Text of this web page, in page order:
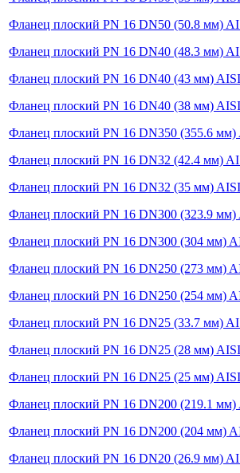
Фланец плоский PN 16 DN50 (50.8 мм)
Фланец плоский PN 16 DN40 (48.3 мм)
Фланец плоский PN 16 DN40 (43 мм)
Фланец плоский PN 16 DN40 (38 мм)
Фланец плоский PN 16 DN350 (355.6 мм)
Фланец плоский PN 16 DN32 (42.4 мм)
Фланец плоский PN 16 DN32 (35 мм)
Фланец плоский PN 16 DN300 (323.9 мм)
Фланец плоский PN 16 DN300 (304 мм)
Фланец плоский PN 16 DN250 (273 мм)
Фланец плоский PN 16 DN250 (254 мм)
Фланец плоский PN 16 DN25 (33.7 мм)
Фланец плоский PN 16 DN25 (28 мм)
Фланец плоский PN 16 DN25 (25 мм)
Фланец плоский PN 16 DN200 (219.1 мм)
Фланец плоский PN 16 DN200 (204 мм)
Фланец плоский PN 16 DN20 (26.9 мм)